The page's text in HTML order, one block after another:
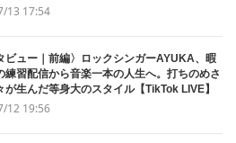
13 17:54
ビュー｜前編〉ロックシンガーAYUKA、暇
練習配信から音楽一本の人生へ。打ちのめさ
が生んだ等身大のスタイル【TikTok LIVE】
12 19:56